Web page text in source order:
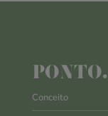
PONTO.
Conceito